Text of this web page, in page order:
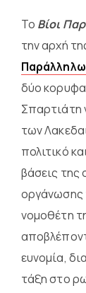
Το Βίοι
την αρχή
δύο
Σπαρτιάτη
των
πολιτικό
βάσεις της
οργάνωσης
νομοθέτη
ευνομία,
τάξη στο